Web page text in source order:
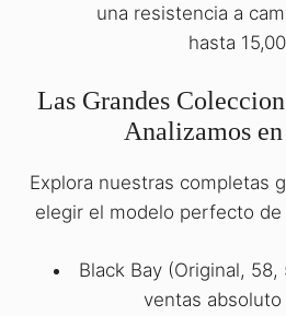
una resistencia a
hasta
Las Grandes
Analizamos
Explora nuestras completas
elegir el modelo perfecto
Black Bay (Original,
ventas